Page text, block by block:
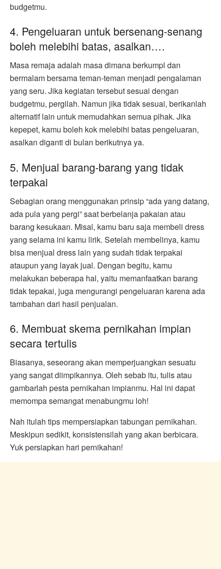
budgetmu.
4. Pengeluaran untuk bersenang-senang
boleh melebihi batas, asalkan….
Masa remaja adalah masa dimana berkumpl dan
bermalam bersama teman-teman menjadi pengalaman
yang seru. Jika kegiatan tersebut sesuai dengan
budgetmu, pergilah. Namun jika tidak sesuai, berikanlah
alternatif lain untuk memudahkan semua pihak. Jika
kepepet, kamu boleh kok melebihi batas pengeluaran,
asalkan diganti di bulan berikutnya ya.
5. Menjual barang-barang yang tidak
terpakai
Sebagian orang menggunakan prinsip “ada yang datang,
ada pula yang pergi” saat berbelanja pakaian atau
barang kesukaan. Misal, kamu baru saja membeli dress
yang selama ini kamu lirik. Setelah membelinya, kamu
bisa menjual dress lain yang sudah tidak terpakai
ataupun yang layak jual. Dengan begitu, kamu
melakukan beberapa hal, yaitu memanfaatkan barang
tidak tepakai, juga mengurangi pengeluaran karena ada
tambahan dari hasil penjualan.
6. Membuat skema pernikahan impian
secara tertulis
Biasanya, seseorang akan memperjuangkan sesuatu
yang sangat diimpikannya. Oleh sebab itu, tulis atau
gambarlah pesta pernikahan impianmu. Hal ini dapat
memompa semangat menabungmu loh!
Nah itulah tips mempersiapkan tabungan pernikahan.
Meskipun sedikit, konsistensilah yang akan berbicara.
Yuk persiapkan hari pernikahan!